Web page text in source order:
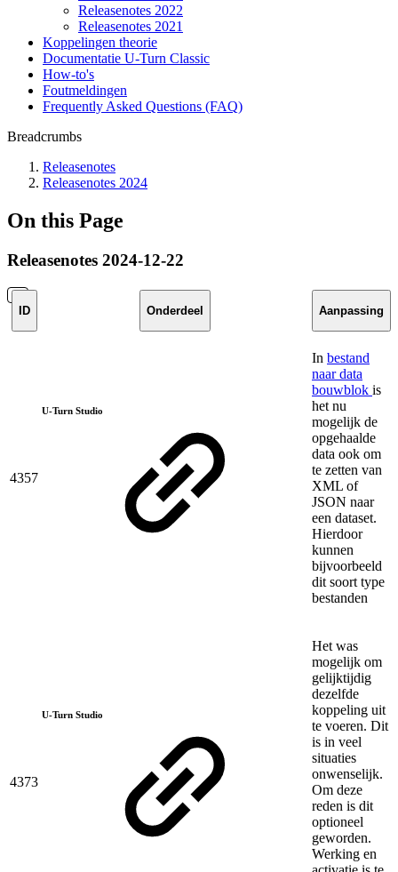
Releasenotes 2022
Releasenotes 2021
Koppelingen theorie
Documentatie U-Turn Classic
How-to's
Foutmeldingen
Frequently Asked Questions (FAQ)
Breadcrumbs
Releasenotes
Releasenotes 2024
On this Page
Releasenotes 2024-12-22
ID Onderdeel Aanpassing
4357
U-Turn Studio
In bestand
naar data
bouwblok is
het nu
mogelijk de
opgehaalde
data ook om
te zetten van
XML of
JSON naar
een dataset.
Hierdoor
kunnen
bijvoorbeeld
dit soort type
bestanden
4373
U-Turn Studio
Het was
mogelijk om
gelijktijdig
dezelfde
koppeling uit
te voeren. Dit
is in veel
situaties
onwenselijk.
Om deze
reden is dit
optioneel
geworden.
Werking en